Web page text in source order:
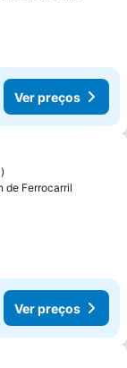
Ver preços
favoritos
de Ferrocarril
Ver preços